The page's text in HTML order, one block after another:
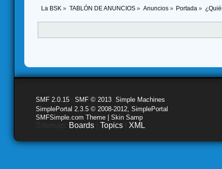
La BSK » TABLÓN DE ANUNCIOS» Anuncios» Portada »
SMF 2.0.15 SMF © 2013 Simple Machines
SimplePortal 2.3.5 © 2008-2012, SimplePortal
SMFSimple.com Theme | Skin Samp
Boards Topics XML